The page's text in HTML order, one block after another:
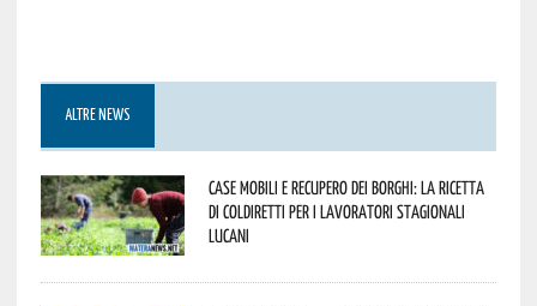
ALTRE NEWS
Case mobili e recupero dei borghi: la ricetta
di Coldiretti per i lavoratori stagionali
lucani